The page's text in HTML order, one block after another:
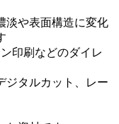
淡や表面構造に変化
印刷などのダイレ
ジタルカット、レー